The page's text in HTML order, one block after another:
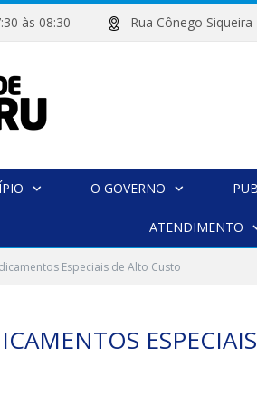
às 08:30 Rua Cônego
O GOVERNO
ATENDIMENTO
Especiais de Alto Custo